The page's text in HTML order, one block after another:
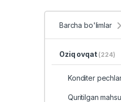
Barcha bo'limlar
Oziq ovqat (224)
Konditer
Quritilgan